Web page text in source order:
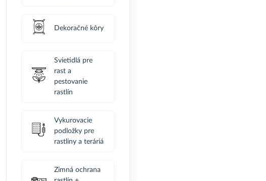
Dekoračné kôry
Svietidlá pre
rast a
pestovanie
rastlín
Vykurovacie
podložky pre
rastliny a teráriá
Zimná ochrana